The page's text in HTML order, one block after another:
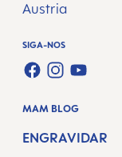
Austria
SIGA-NOS
FACEBOOK
INSTAGRAM
YOUTUBE
MAM BLOG
ENGRAVIDAR